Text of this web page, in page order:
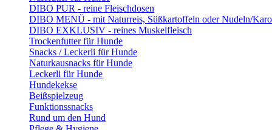
DIBO PUR - reine Fleischdosen
DIBO MENÜ - mit Naturreis, Süßkartoffeln oder Nudeln/
DIBO EXKLUSIV - reines Muskelfleisch
Trockenfutter für Hunde
Snacks / Leckerli für Hunde
Naturkausnacks für Hunde
Leckerli für Hunde
Hundekekse
Beißspielzeug
Funktionssnacks
Rund um den Hund